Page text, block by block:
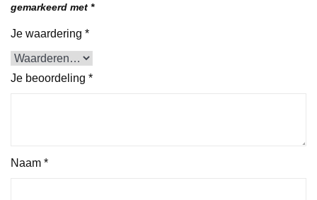
gemarkeerd met *
Je waardering *
Je beoordeling *
Naam *